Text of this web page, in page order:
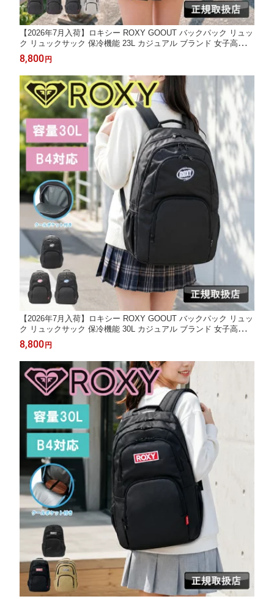
【2026年7月入荷】ロキシー ROXY GOOUT バックパック リュッ
ク リュックサック 保冷機能 23L カジュアル ブランド 女子高校生
JK レディース スクール デイパック 大容量 アウトドア スポーツ
高校生 中学生 人気 B4 A4 学生 通学 RBG251301
8,800 円
【2026年7月入荷】ロキシー ROXY GOOUT バックパック リュッ
ク リュックサック 保冷機能 30L カジュアル ブランド 女子高校生
JK レディース スクール デイパック 大容量 アウトドア スポーツ
高校生 中学生 かわいい 人気 B4 A4 学生 通学 RBG254301
8,800 円